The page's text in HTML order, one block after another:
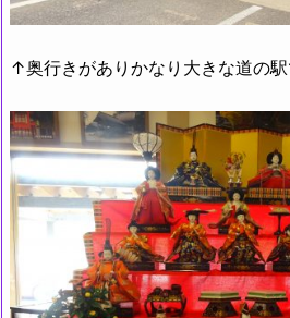
↑奥行きがありかなり大きな道の駅